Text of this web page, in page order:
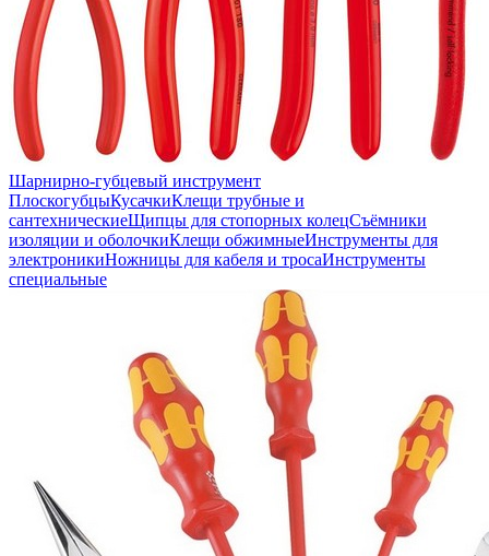
Шарнирно-губцевый инструмент
ПлоскогубцыКусачкиКлещи трубные и
сантехническиеЩипцы для стопорных колецСъёмники
изоляции и оболочкиКлещи обжимныеИнструменты для
электроникиНожницы для кабеля и тросаИнструменты
специальные